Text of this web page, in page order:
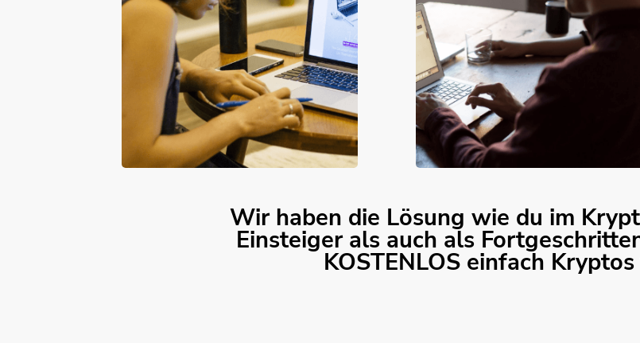
Wir haben die Lösung wie du im
Einsteiger als auch als
KOSTENLOS einfach